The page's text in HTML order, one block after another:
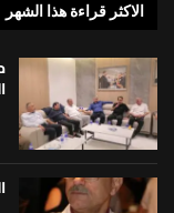
الاكثر قراءة هذا الشهر